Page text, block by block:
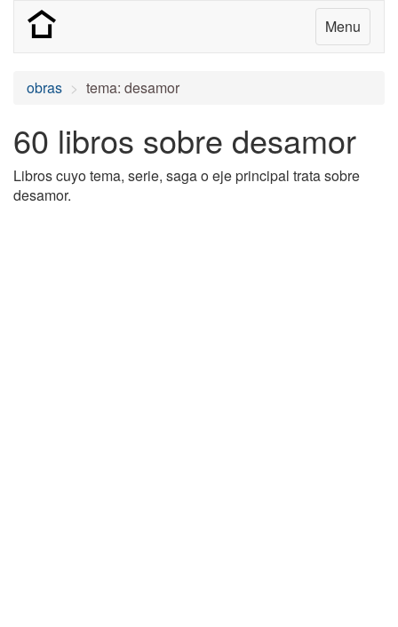
Menu
obras tema: desamor
60 libros sobre desamor
Libros cuyo tema, serie, saga o eje principal trata sobre
desamor.